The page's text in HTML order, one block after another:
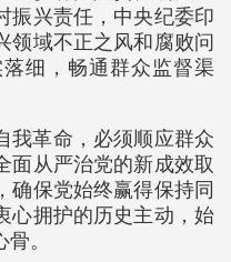
振兴责任，中央纪委印
领域不正之风和腐败问
细，畅通群众监督渠
我革命，必须顺应群众
面从严治党的新成效取
确保党始终赢得保持同
心拥护的历史主动，始
。